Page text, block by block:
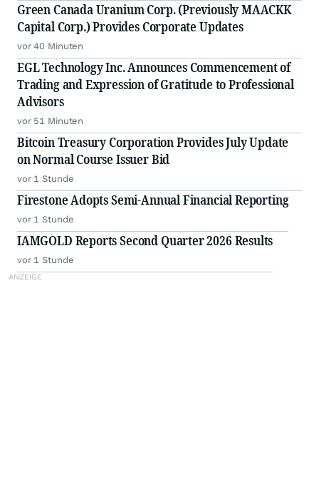
Green Canada Uranium Corp. (Previously MAACKK
Capital Corp.) Provides Corporate Updates
vor 40 Minuten
EGL Technology Inc. Announces Commencement of
Trading and Expression of Gratitude to Professional
Advisors
vor 51 Minuten
Bitcoin Treasury Corporation Provides July Update
on Normal Course Issuer Bid
vor 1 Stunde
Firestone Adopts Semi-Annual Financial Reporting
vor 1 Stunde
IAMGOLD Reports Second Quarter 2026 Results
vor 1 Stunde